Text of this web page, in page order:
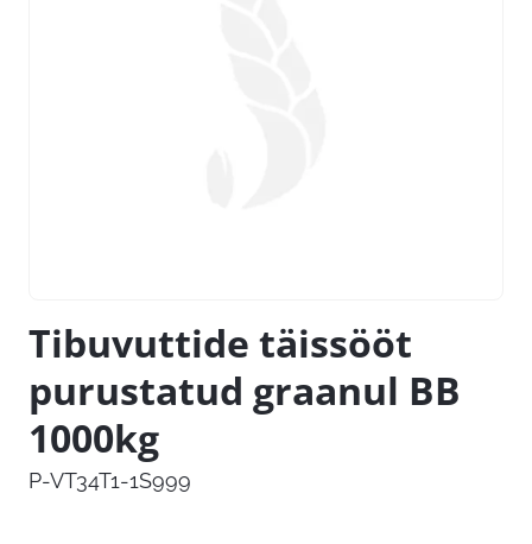
Tibuvuttide täissööt
purustatud graanul BB
1000kg
P-VT34T1-1S999